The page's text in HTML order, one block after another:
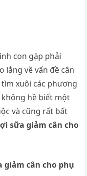
con gặp phải
lắng về vấn đề cân
xuôi các phương
hề biết một
và cũng rất bất
sữa giảm cân cho
giảm cân cho phụ